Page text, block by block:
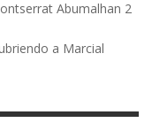
Abumalhan 2
a Marcial